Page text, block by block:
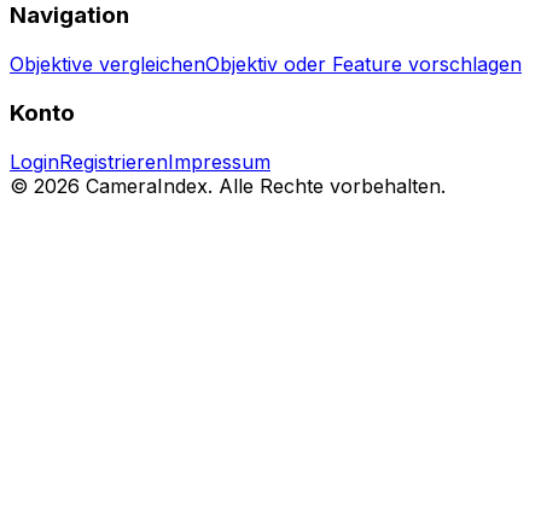
Navigation
Objektive vergleichenObjektiv oder Feature vorschlagen
Konto
LoginRegistrierenImpressum
© 2026 CameraIndex. Alle Rechte vorbehalten.